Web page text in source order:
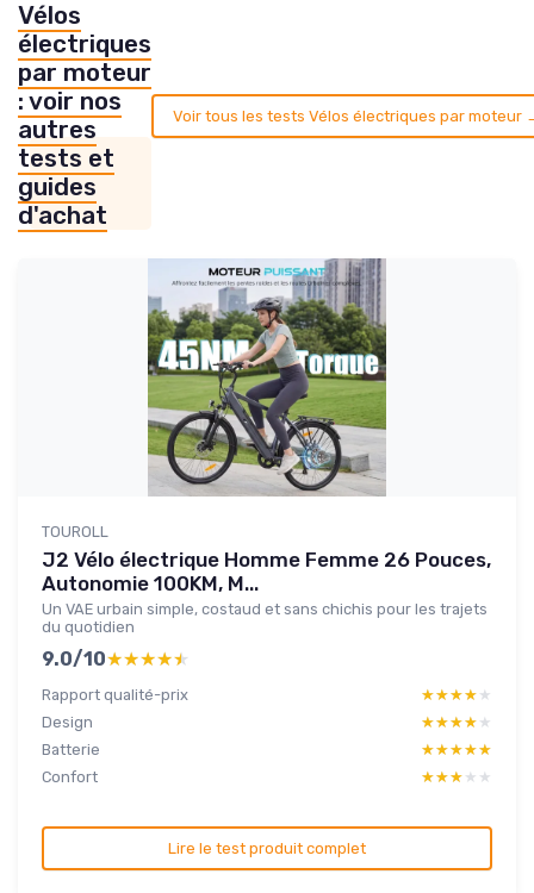
Vélos
électriques
par moteur
: voir nos
autres
tests et
guides
d'achat
Voir tous les tests Vélos électriques par moteur
TOUROLL
J2 Vélo électrique Homme Femme 26 Pouces,
Autonomie 100KM, M...
Un VAE urbain simple, costaud et sans chichis pour les trajets
du quotidien
9.0/10★★★★★
★★★★★
Rapport qualité-prix ★★★★★
★★★★★
Design
★★★★★
★★★★★
Batterie
★★★★★
★★★★★
Confort
★★★★★
★★★★★
Lire le test produit complet